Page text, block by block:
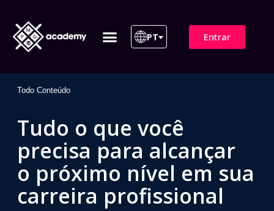
PT Entrar
Todo Conteúdo
Tudo o que você
precisa para alcançar
o próximo nível em sua
carreira profissional